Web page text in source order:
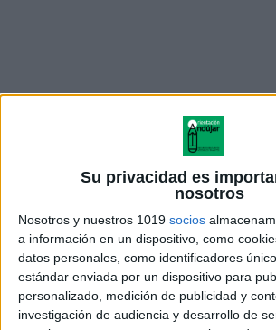
Su privacidad es
nosotros
Nosotros y nuestros 1019 socios
a información en un dispositivo, como
datos personales, como identificadores
estándar enviada por un dispositivo para
personalizado, medición de publicidad y
investigación de audiencia y desarrollo de
palabras que poseen este tipo de
hasta doce combinaciones de estos
que son: